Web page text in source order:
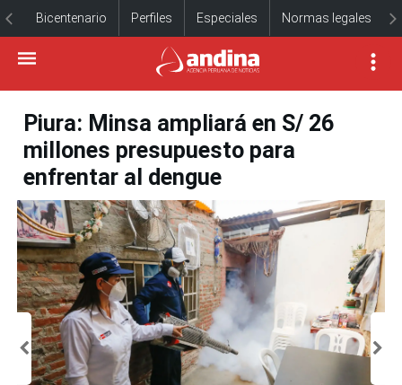
Bicentenario Perfiles Especiales Normas legales
Piura: Minsa ampliará en S/ 26
millones presupuesto para
enfrentar al dengue